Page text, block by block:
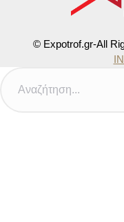
© Expotrof.gr-All